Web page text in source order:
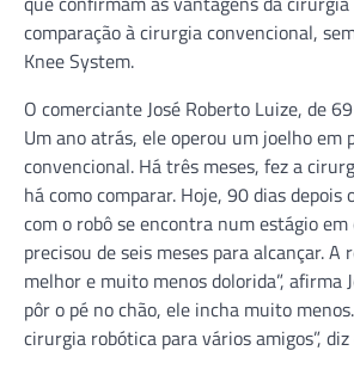
comparação à cirurgia convencional,
Knee System.
O comerciante José Roberto Luize, de
Um ano atrás, ele operou um joelho em
convencional. Há três meses, fez a
há como comparar. Hoje, 90 dias depois
com o robô se encontra num estágio
precisou de seis meses para alcançar. A
melhor e muito menos dolorida”, afirma
pôr o pé no chão, ele incha muito
cirurgia robótica para vários amigos”,